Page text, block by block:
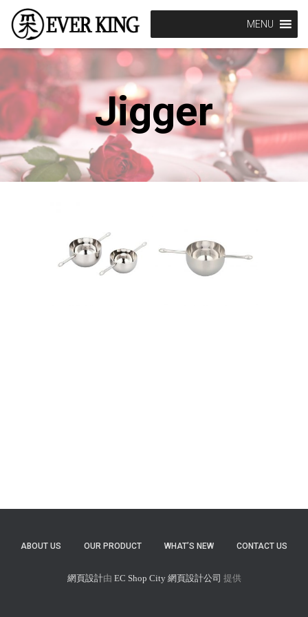
MENU
Jigger
ABOUT US OUR PRODUCT WHAT’S NEW CONTACT US
網頁設計由 EC Shop City 網頁設計公司 提供